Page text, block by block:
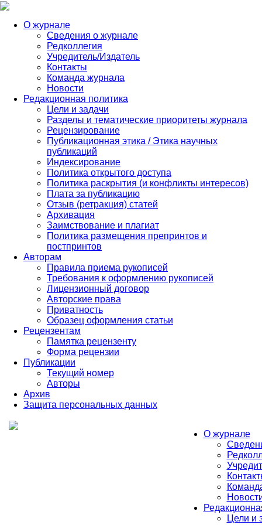
О журнале
Сведения о журнале
Редколлегия
Учредитель/Издатель
Контакты
Команда журнала
Новости
Редакционная политика
Цели и задачи
Разделы и тематические приоритеты журнала
Рецензирование
Публикационная этика / Этика научных
публикаций
Индексирование
Политика открытого доступа
Политика раскрытия (и конфликты интересов)
Плата за публикацию
Отзыв (ретракция) статей
Архивация
Заимствование и плагиат
Политика размещения препринтов и
постпринтов
Авторам
Правила приема рукописей
Требования к оформлению рукописей
Лицензионный договор
Авторские права
Приватность
Образец оформления статьи
Рецензентам
Памятка рецензенту
Форма рецензии
Публикации
Текущий номер
Авторы
Архив
Защита персональных данных
О журнале
Цели и